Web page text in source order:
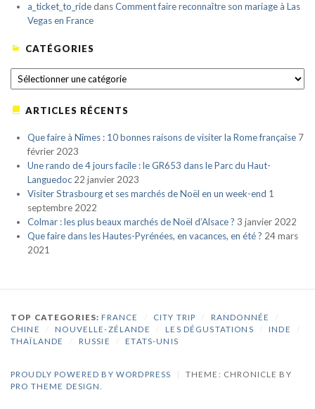
a_ticket_to_ridedansComment faire reconnaître son mariage à Las
Vegas en France
CATÉGORIES
CATÉGORIES
ARTICLES RÉCENTS
Que faire à Nîmes : 10 bonnes raisons de visiter la Rome française 7
février 2023
Une rando de 4 jours facile : le GR653 dans le Parc du Haut-
Languedoc 22 janvier 2023
Visiter Strasbourg et ses marchés de Noël en un week-end 1
septembre 2022
Colmar : les plus beaux marchés de Noël d’Alsace ? 3 janvier 2022
Que faire dans les Hautes-Pyrénées, en vacances, en été ? 24 mars
2021
TOP CATEGORIES:FRANCE CITY TRIP RANDONNÉE
CHINE
NOUVELLE-ZÉLANDE LES DÉGUSTATIONS INDE
THAÏLANDE
RUSSIE ETATS-UNIS
PROUDLY POWERED BY WORDPRESS
THEME: CHRONICLE BY
PRO THEME DESIGN